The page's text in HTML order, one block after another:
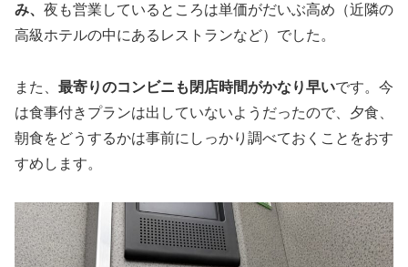
み、 夜も営業しているところは単価がだいぶ高め（近隣の
高級ホテルの中にあるレストランなど）でした。
また、 最寄りのコンビニも閉店時間がかなり早いです。今
は食事付きプランは出していないようだったので、夕食、
朝食をどうするかは事前にしっかり調べておくことをおす
すめします。